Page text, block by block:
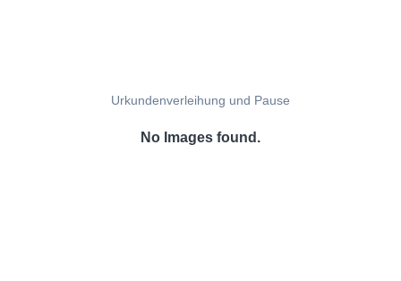
Urkundenverleihung und Pause
No Images found.